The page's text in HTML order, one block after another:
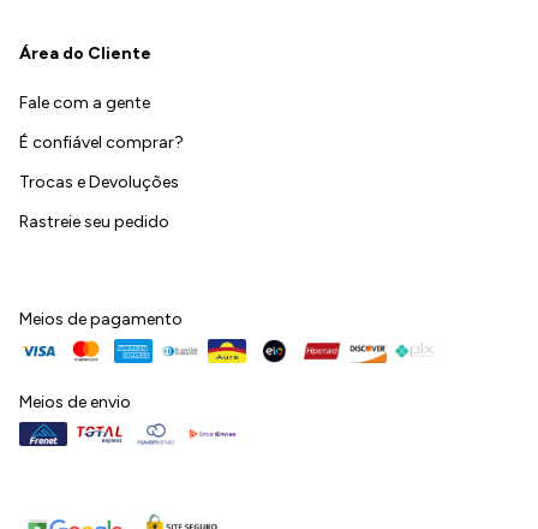
Área do Cliente
Fale com a gente
É confiável comprar?
Trocas e Devoluções
Rastreie seu pedido
Meios de pagamento
Meios de envio